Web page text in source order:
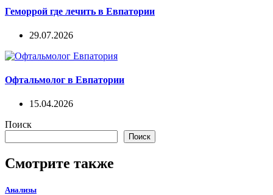
Геморрой где лечить в Евпатории
29.07.2026
Офтальмолог в Евпатории
15.04.2026
Поиск
Поиск
Смотрите также
Анализы